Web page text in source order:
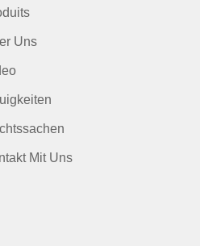
Uns
Mit Uns